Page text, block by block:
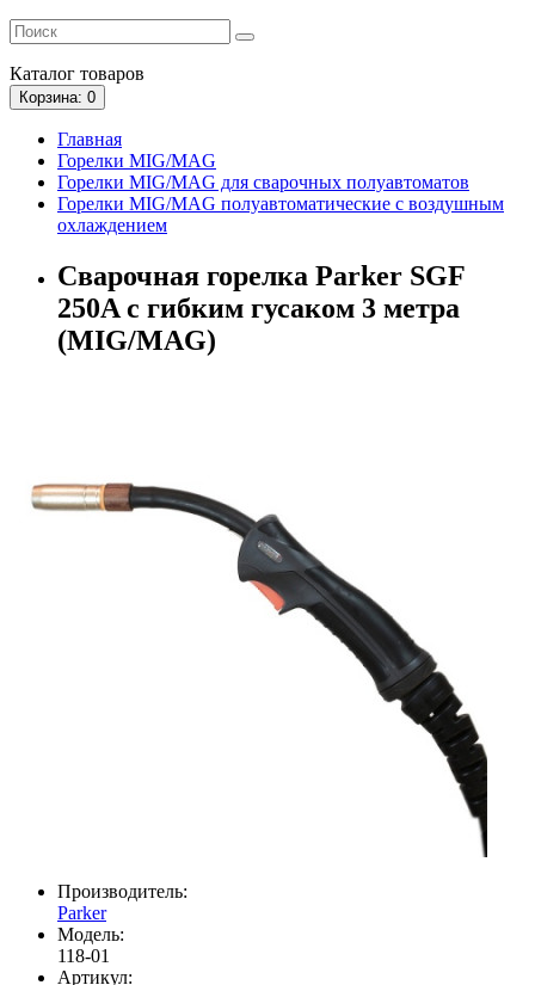
Каталог товаров
Корзина: 0
Главная
Горелки MIG/MAG
Горелки MIG/MAG для сварочных полуавтоматов
Горелки MIG/MAG полуавтоматические с воздушным
охлаждением
Сварочная горелка Parker SGF
250A с гибким гусаком 3 метра
(MIG/MAG)
Производитель:
Parker
Модель:
118-01
Артикул: